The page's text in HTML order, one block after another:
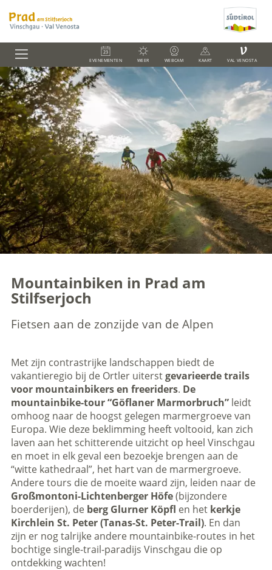
EVENEMENTEN WEER WEBCAM KAART
V
VAL VENOSTA
Mountainbiken in Prad am
Stilfserjoch
Fietsen aan de zonzijde van de Alpen
Met zijn contrastrijke landschappen biedt de
vakantieregio bij de Ortler uiterstgevarieerde trails
voor mountainbikers en freeriders. De
mountainbike-tour “Göflaner Marmorbruch” leidt
omhoog naar de hoogst gelegen marmergroeve van
Europa. Wie deze beklimming heeft voltooid, kan zich
laven aan het schitterende uitzicht op heel Vinschgau
en moet in elk geval een bezoekje brengen aan de
“witte kathedraal”, het hart van de marmergroeve.
Andere tours die de moeite waard zijn, leiden naar de
Großmontoni-Lichtenberger Höfe(bijzondere
boerderijen), de berg Glurner Köpfl en het kerkje
Kirchlein St. Peter (Tanas-St. Peter-Trail). En dan
zijn er nog talrijke andere mountainbike-routes in het
bochtige single-trail-paradijs Vinschgau die op
ontdekking wachten!